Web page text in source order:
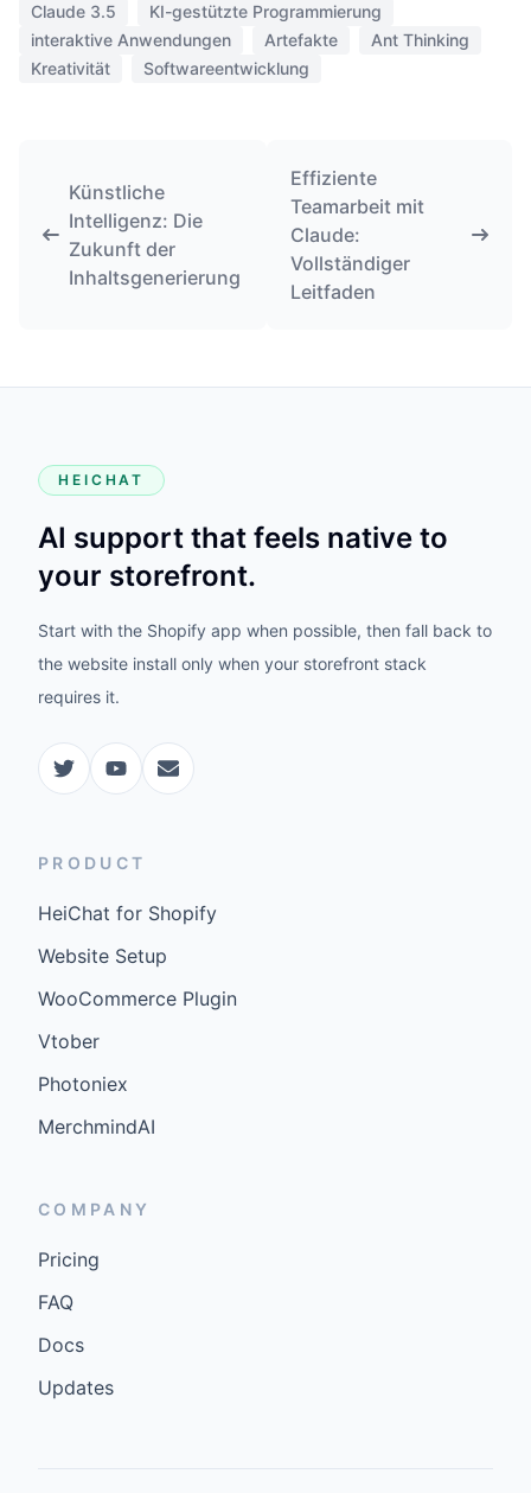
Claude 3.5
KI-gestützte Programmierung
interaktive Anwendungen
Artefakte
Ant Thinking
Kreativität
Softwareentwicklung
Künstliche
Intelligenz: Die
Zukunft der
Inhaltsgenerierung
Effiziente
Teamarbeit mit
Claude:
Vollständiger
Leitfaden
HEICHAT
AI support that feels native to
your storefront.
Start with the Shopify app when possible, then fall back to
the website install only when your storefront stack
requires it.
PRODUCT
HeiChat for Shopify
Website Setup
WooCommerce Plugin
Vtober
Photoniex
MerchmindAI
COMPANY
Pricing
FAQ
Docs
Updates